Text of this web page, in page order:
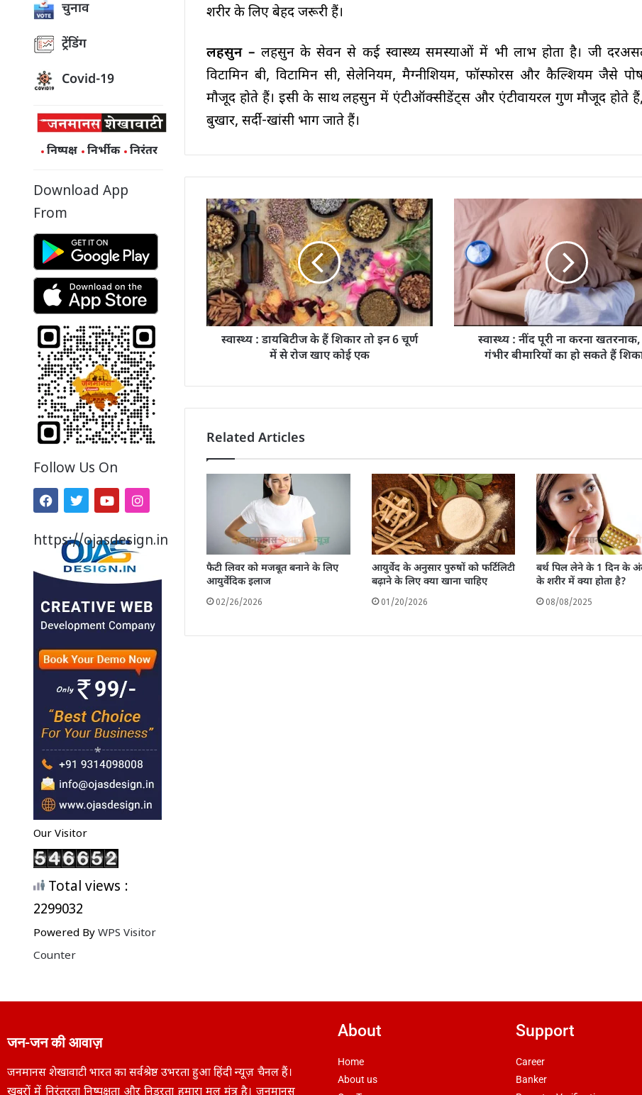
चुनाव
ट्रेंडिंग
Covid-19
निष्पक्ष निर्भीक निरंतर
Download App
From
Follow Us On
https://ojasdesign.in
Our Visitor
Total views :
2299032
Powered By WPS Visitor
Counter
शरीर के लिए बेहद जरूरी हैं।
लहसुन – लहसुन के सेवन से कई स्वास्थ्य समस्याओं में भी लाभ होता है। जी
विटामिन बी, विटामिन सी, सेलेनियम, मैग्नीशियम, फॉस्फोरस और कैल्शियम जैसे
मौजूद होते हैं। इसी के साथ लहसुन में एंटीऑक्सीडेंट्स और एंटीवायरल गुण मौजूद होते
बुखार, सर्दी-खांसी भाग जाते हैं।
स्वास्थ्य : डायबिटीज के हैं शिकार तो इन 6 चूर्ण
में से रोज खाए कोई एक
स्वास्थ्य : नींद पूरी ना करना
गंभीर बीमारियों का हो सकते हैं
Related Articles
फैटी लिवर को मजबूत बनाने के लिए
आयुर्वेदिक इलाज
02/26/2026
आयुर्वेद के अनुसार पुरुषों को फर्टिलिटी
बढ़ाने के लिए क्या खाना चाहिए
01/20/2026
बर्थ पिल लेने के 1 दिन के
के शरीर में क्या होता है?
08/08/2025
जन-जन की आवाज़
जनमानस शेखावाटी भारत का सर्वश्रेष्ठ उभरता हुआ हिंदी न्यूज़ चैनल हैं।
About
Home
About us
Support
Career
Banker